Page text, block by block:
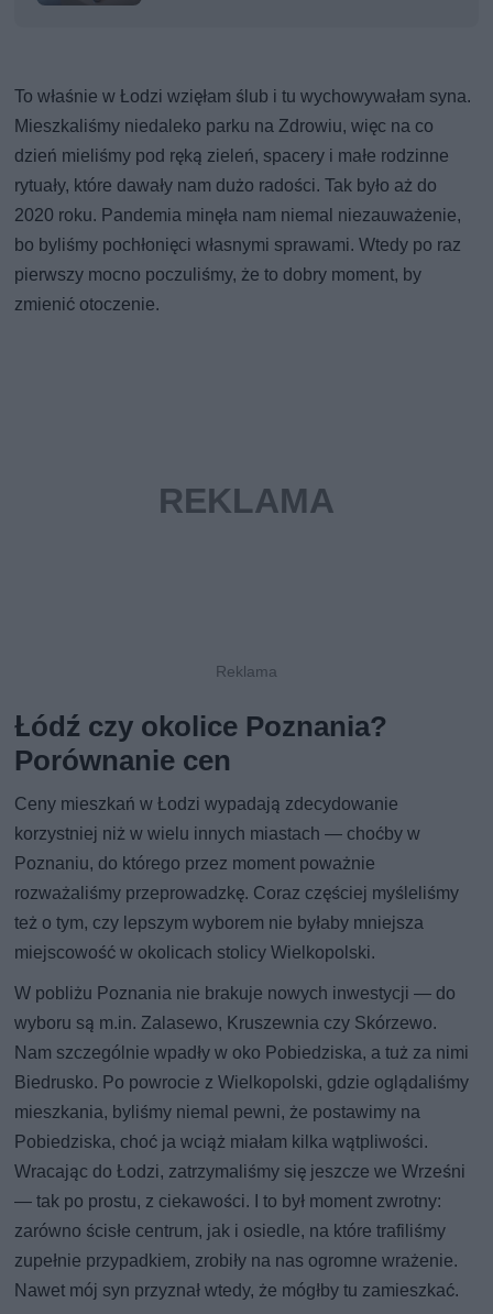
To właśnie w Łodzi wzięłam ślub i tu wychowywałam syna.
Mieszkaliśmy niedaleko parku na Zdrowiu, więc na co
dzień mieliśmy pod ręką zieleń, spacery i małe rodzinne
rytuały, które dawały nam dużo radości. Tak było aż do
2020 roku. Pandemia minęła nam niemal niezauważenie,
bo byliśmy pochłonięci własnymi sprawami. Wtedy po raz
pierwszy mocno poczuliśmy, że to dobry moment, by
zmienić otoczenie.
Łódź czy okolice Poznania?
Porównanie cen
Ceny mieszkań w Łodzi wypadają zdecydowanie
korzystniej niż w wielu innych miastach — choćby w
Poznaniu, do którego przez moment poważnie
rozważaliśmy przeprowadzkę. Coraz częściej myśleliśmy
też o tym, czy lepszym wyborem nie byłaby mniejsza
miejscowość w okolicach stolicy Wielkopolski.
W pobliżu Poznania nie brakuje nowych inwestycji — do
wyboru są m.in. Zalasewo, Kruszewnia czy Skórzewo.
Nam szczególnie wpadły w oko Pobiedziska, a tuż za nimi
Biedrusko. Po powrocie z Wielkopolski, gdzie oglądaliśmy
mieszkania, byliśmy niemal pewni, że postawimy na
Pobiedziska, choć ja wciąż miałam kilka wątpliwości.
Wracając do Łodzi, zatrzymaliśmy się jeszcze we Wrześni
— tak po prostu, z ciekawości. I to był moment zwrotny:
zarówno ścisłe centrum, jak i osiedle, na które trafiliśmy
zupełnie przypadkiem, zrobiły na nas ogromne wrażenie.
Nawet mój syn przyznał wtedy, że mógłby tu zamieszkać.